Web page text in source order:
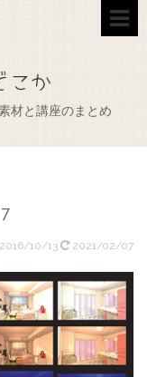
材と講座のまとめ
2016/10/13 2021/02/07